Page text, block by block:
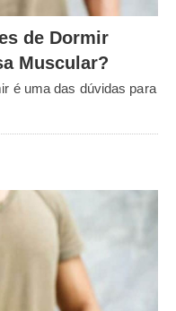
de Dormir
Muscular?
é uma das dúvidas para